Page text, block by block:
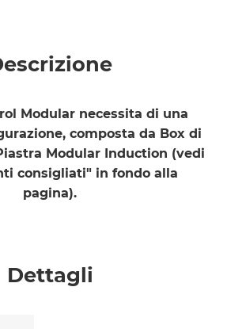
Modular necessita di una
composta da Box di
Modular Induction (vedi
consigliati" in fondo alla
pagina).
Dettagli